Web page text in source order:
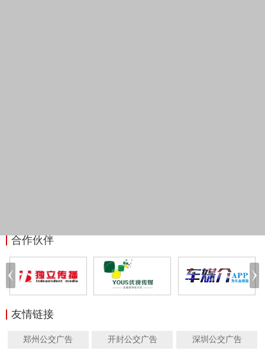
合作伙伴
友情链接
郑州公交广告 开封公交广告 深圳公交广告